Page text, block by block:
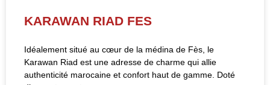
KARAWAN RIAD FES
Idéalement situé au cœur de la médina de Fès, le
Karawan Riad est une adresse de charme qui allie
authenticité marocaine et confort haut de gamme. Doté